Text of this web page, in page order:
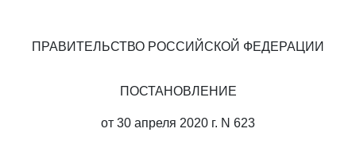
ПРАВИТЕЛЬСТВО РОССИЙСКОЙ ФЕДЕРАЦИИ
ПОСТАНОВЛЕНИЕ
от 30 апреля 2020 г. N 623